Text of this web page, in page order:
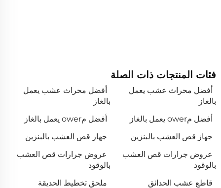
فئات المنتجات ذات الصلة
أفضل محراث عشب يعمل
بالغاز
أفضل محراث عشب يعمل
بالغاز
أفضل مower يعمل بالغاز
أفضل مower يعمل بالغاز
جهاز قص العشب بالبنزين
جهاز قص العشب بالبنزين
عروض جرارات قص العشب
بالوقود
عروض جرارات قص العشب
بالوقود
قاطع عشب الحدائق
ملحق تخطيط الحديقة